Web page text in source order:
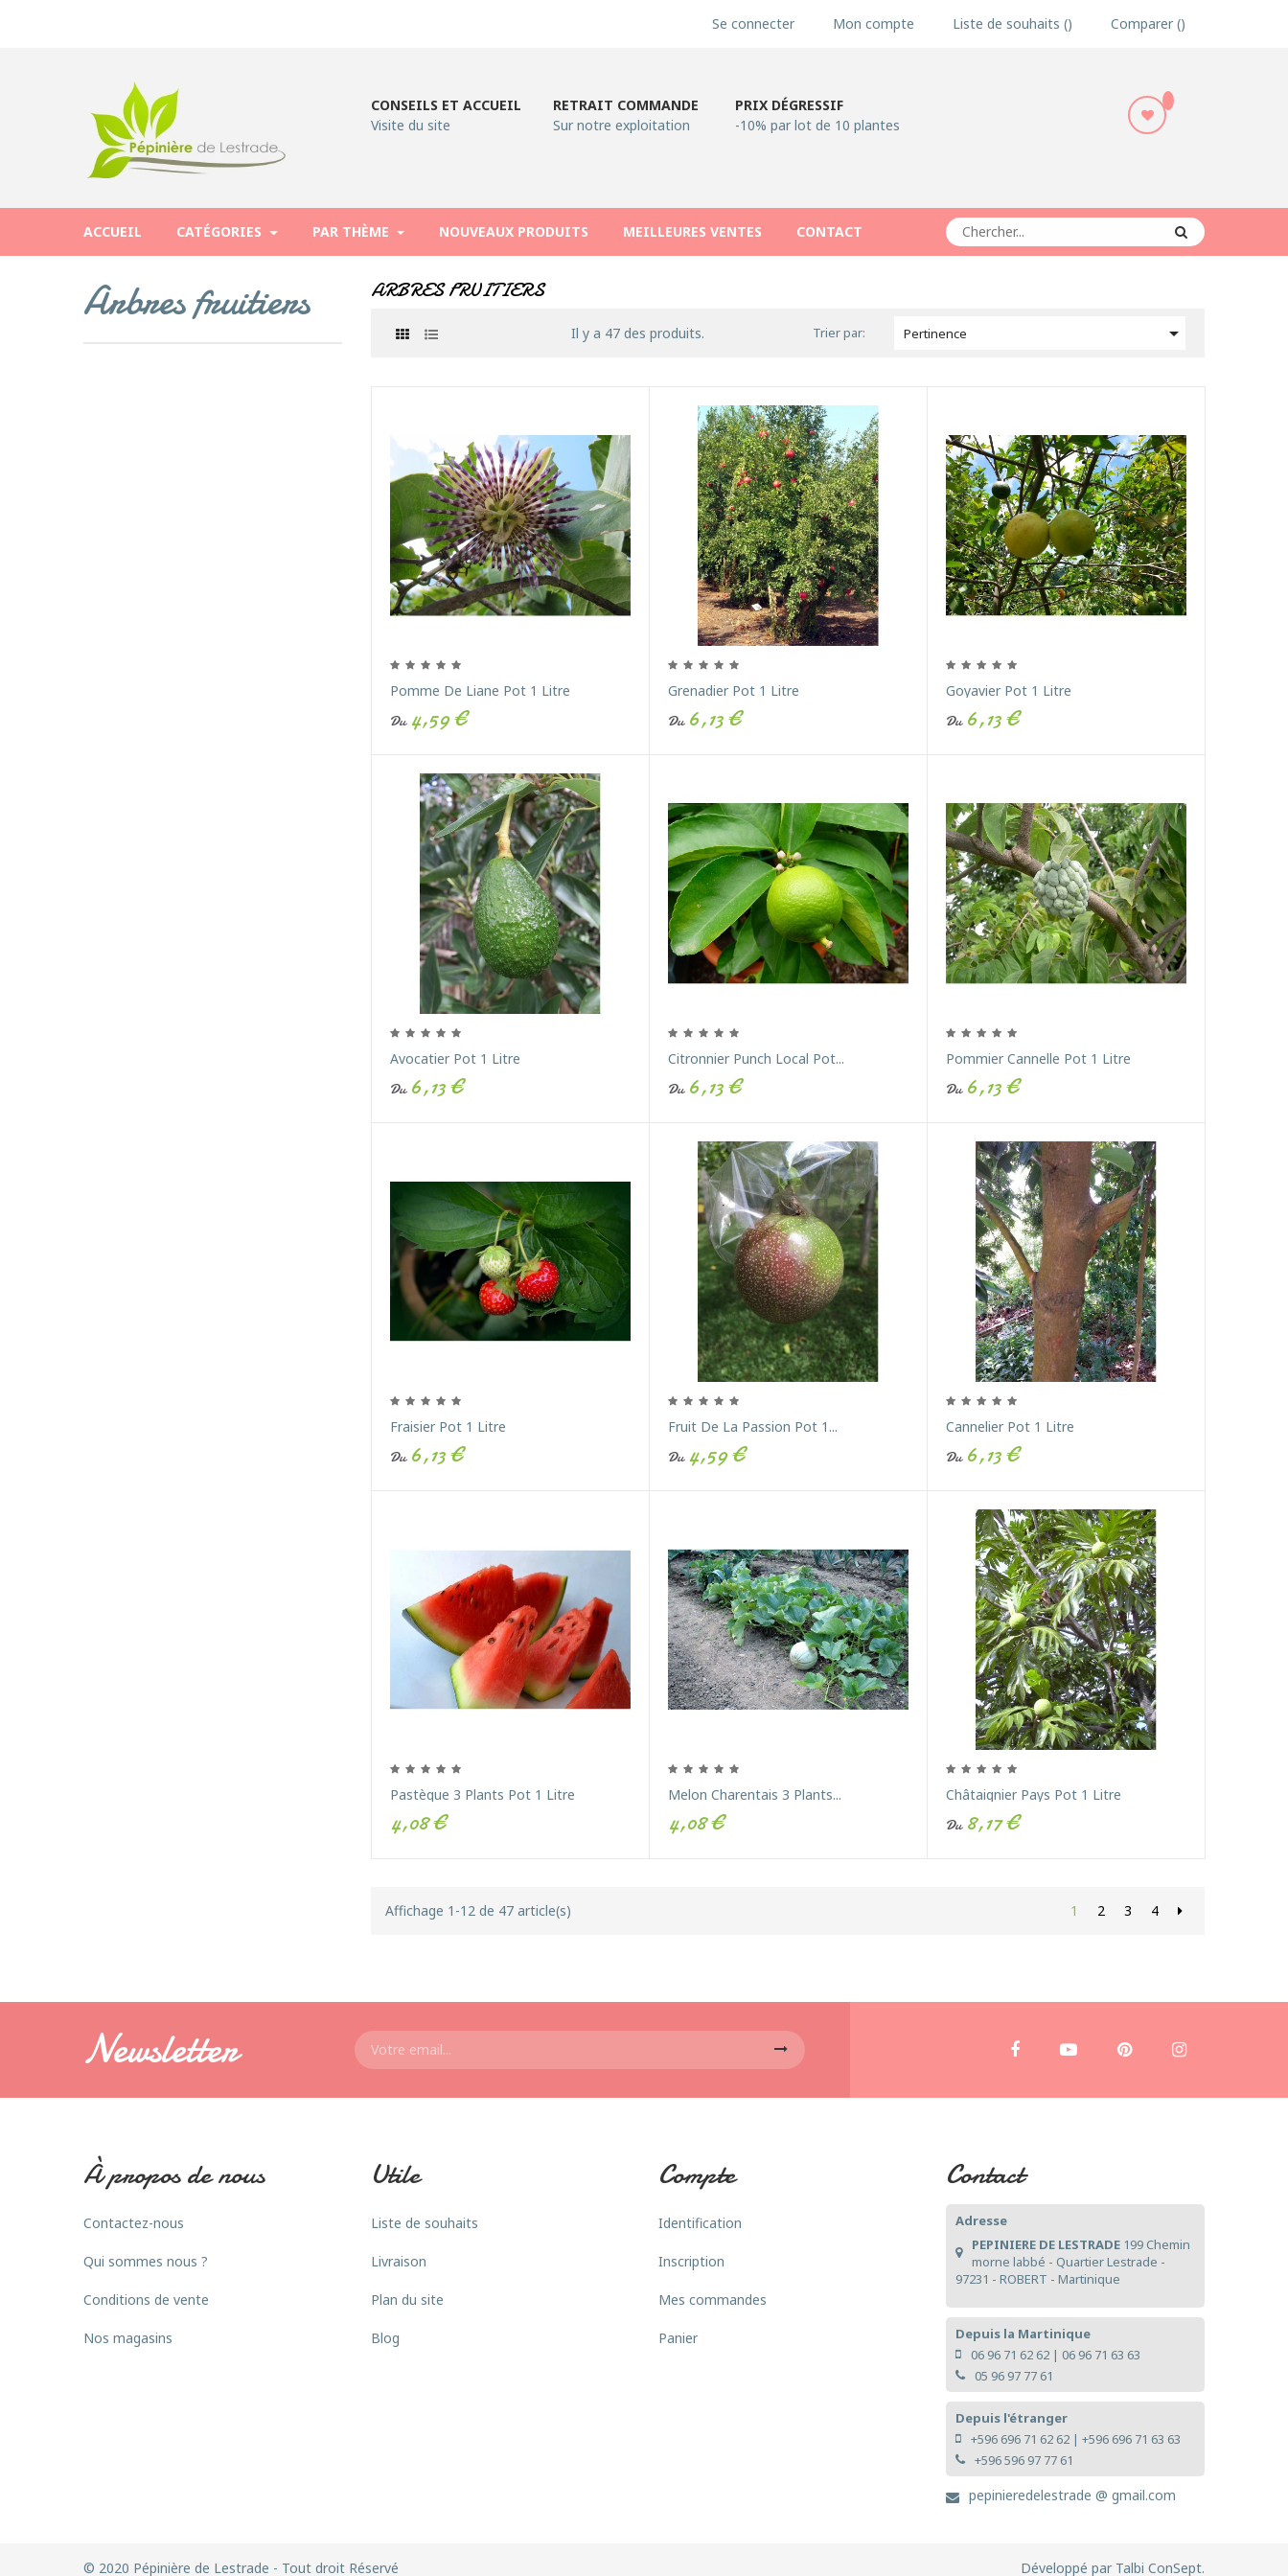
Se connecter Mon compte Liste de souhaits Comparer
CONSEILS ET ACCUEIL
Visite du site
RETRAIT COMMANDE
Sur notre exploitation
PRIX DÉGRESSIF
-10% par lot de 10 plantes
ACCUEIL CATÉGORIES PAR THÈME NOUVEAUX PRODUITS MEILLEURES VENTES CONTACT
Arbres fruitiers ARBRES FRUITIERS
Il y a 47 des produits. Trier par: Pertinence 
Pomme De Liane Pot 1 Litre
Du 4,59 €
Grenadier Pot 1 Litre
Du 6,13 €
Goyavier Pot 1 Litre
Du 6,13 €
Avocatier Pot 1 Litre
Du 6,13 €
Citronnier Punch Local Pot...
Du 6,13 €
Pommier Cannelle Pot 1 Litre
Du 6,13 €
Fraisier Pot 1 Litre
Du 6,13 €
Fruit De La Passion Pot 1...
Du 4,59 €
Cannelier Pot 1 Litre
Du 6,13 €
Pastèque 3 Plants Pot 1 Litre
4,08 €
Melon Charentais 3 Plants...
4,08 €
Châtaignier Pays Pot 1 Litre
Du 8,17 €
Affichage 1-12 de 47 article(s) 1 2 3 4
Newsletter
À propos de nous
Contactez-nous
Qui sommes nous ?
Conditions de vente
Nos magasins
Utile
Liste de souhaits
Livraison
Plan du site
Blog
Compte
Identification
Inscription
Mes commandes
Panier
Contact
Adresse
PEPINIERE DE LESTRADE 199 Chemin
morne labbé - Quartier Lestrade -
97231 - ROBERT - Martinique
Depuis la Martinique
06 96 71 62 62 | 06 96 71 63 63
05 96 97 77 61
Depuis l'étranger
+596 696 71 62 62 | +596 696 71 63 63
+596 596 97 77 61
pepinieredelestrade @ gmail.com
© 2020 Pépinière de Lestrade - Tout droit Réservé Développé par Talbi ConSept.